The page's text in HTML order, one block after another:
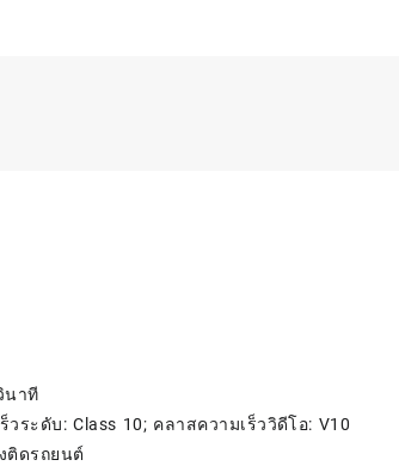
นาที
วระดับ: Class 10; คลาสความเร็ววิดีโอ: V10
ติดรถยนต์